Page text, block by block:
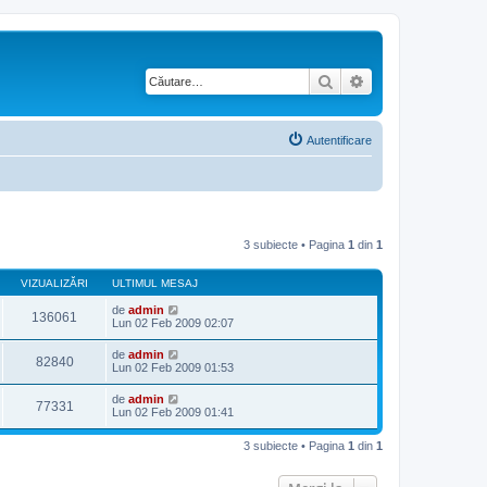
Căutare
Autentificare
3 subiecte • Pagina 1 din 1
VIZUALIZĂRI ULTIMUL MESAJ
136061 de admin
Lun 02 Feb 2009 02:07
82840 de admin
Lun 02 Feb 2009 01:53
77331 de admin
Lun 02 Feb 2009 01:41
3 subiecte • Pagina 1 din 1